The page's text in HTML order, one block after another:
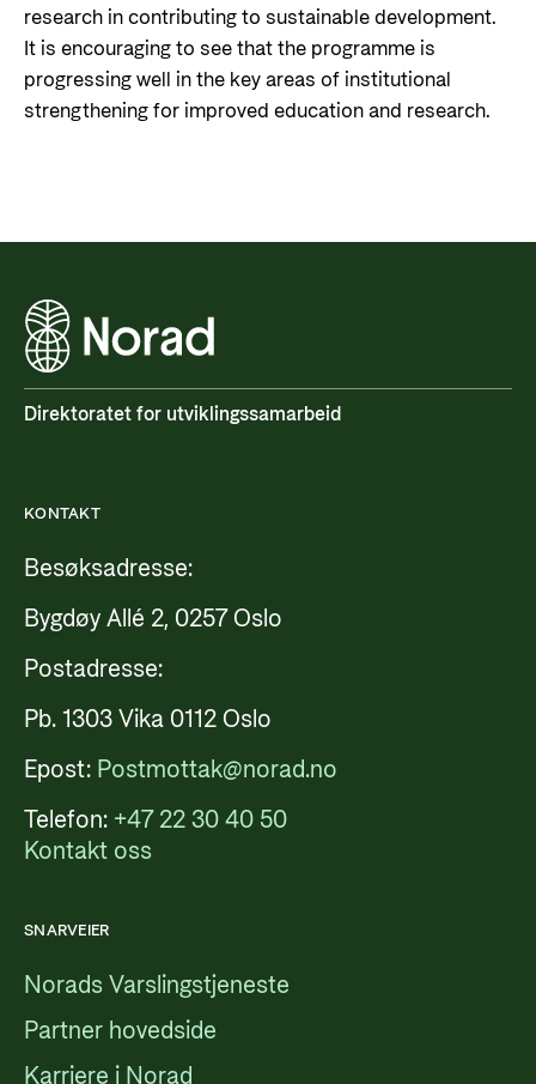
research in contributing to sustainable development.
It is encouraging to see that the programme is
progressing well in the key areas of institutional
strengthening for improved education and research.
Direktoratet for utviklingssamarbeid
KONTAKT
Besøksadresse:
Bygdøy Allé 2, 0257 Oslo
Postadresse:
Pb. 1303 Vika 0112 Oslo
Epost: Postmottak@norad.no
Telefon: +47 22 30 40 50
Kontakt oss
SNARVEIER
Norads Varslingstjeneste
Partner hovedside
Karriere i Norad